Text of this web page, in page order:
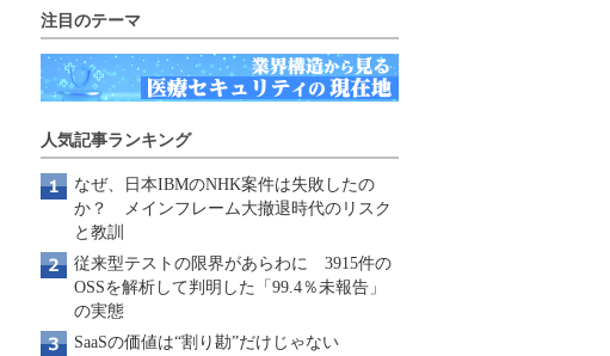
注目のテーマ
人気記事ランキング
なぜ、日本IBMのNHK案件は失敗したの
か？ メインフレーム大撤退時代のリスク
と教訓
従来型テストの限界があらわに 3915件の
OSSを解析して判明した「99.4％未報告」
の実態
SaaSの価値は“割り勘”だけじゃない